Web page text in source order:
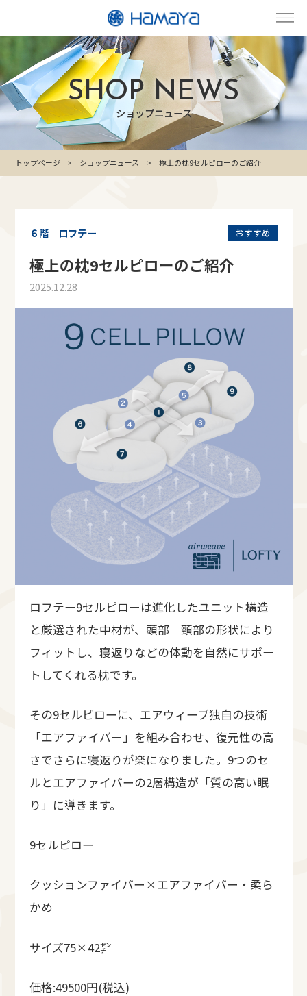
SHOP NEWS
ショップニュース
トップページ ショップニュース 極上の枕9セルピローのご紹介
おすすめ
６階 ロフテー
極上の枕9セルピローのご紹介
2025.12.28
ロフテー9セルピローは進化したユニット構造
と厳選された中材が、頭部 頸部の形状により
フィットし、寝返りなどの体動を自然にサポー
トしてくれる枕です。
その9セルピローに、エアウィーブ独自の技術
「エアファイバー」を組み合わせ、復元性の高
さでさらに寝返りが楽になりました。9つのセ
ルとエアファイバーの2層構造が「質の高い眠
り」に導きます。
9セルピロー
クッションファイバー×エアファイバー・柔ら
かめ
サイズ75×42㌢
価格:49500円(税込)